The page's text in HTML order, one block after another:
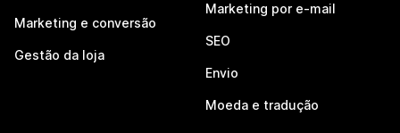
Marketing e conversão
Gestão da loja
Marketing por e-mail
SEO
Envio
Moeda e tradução